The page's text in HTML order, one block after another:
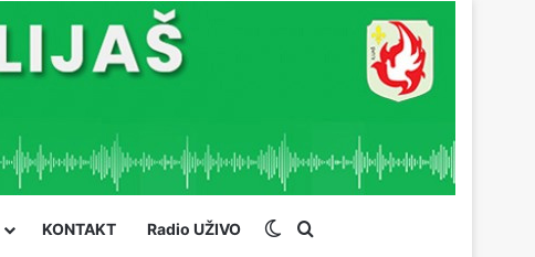
KONTAKT Radio UŽIVO Switch skin